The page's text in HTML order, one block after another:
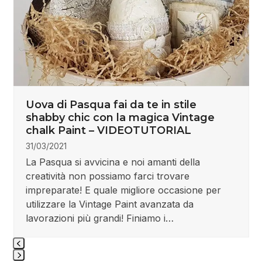
navigation
buttons
Ricolorare stivali in gomma con la
magica Vintage chalk Paint –
VIDEOTUTORIAL
08/02/2021
Un vecchio paio di stivali da pioggia in gomma
ingialliti e rovinati...li buttiamo? Nooooooo! In
questo videotutorial ci divertiamo a ricolorarli in
perfetto stile shabby chic con la nostra
magica…